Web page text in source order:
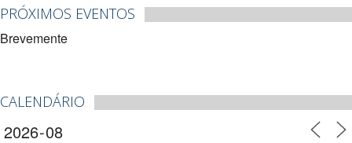
PRÓXIMOS EVENTOS
Brevemente
CALENDÁRIO